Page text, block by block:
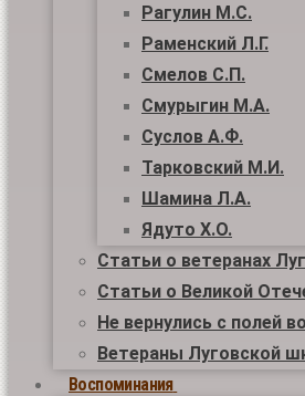
Рагулин М.С.
Раменский Л.Г.
Смелов С.П.
Смурыгин М.А.
Суслов А.Ф.
Тарковский М.И.
Шамина Л.А.
Ядуто Х.О.
Статьи о ветеранах
Статьи о Великой
Не вернулись с полей
Ветераны Луговской
Воспоминания